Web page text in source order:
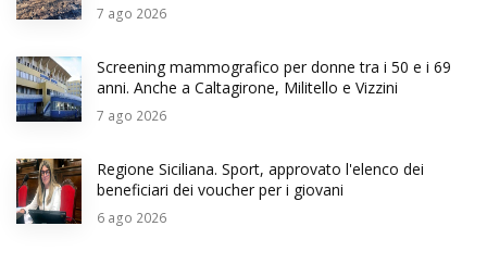
7 ago 2026
Screening mammografico per donne tra i 50 e i 69
anni. Anche a Caltagirone, Militello e Vizzini
7 ago 2026
Regione Siciliana. Sport, approvato l'elenco dei
beneficiari dei voucher per i giovani
6 ago 2026